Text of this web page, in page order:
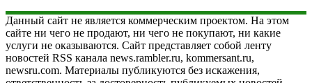
Данный сайт не является коммерческим проектом. На этом
сайте ни чего не продают, ни чего не покупают, ни какие
услуги не оказываются. Сайт представляет собой ленту
новостей RSS канала news.rambler.ru, kommersant.ru,
newsru.com. Материалы публикуются без искажения,